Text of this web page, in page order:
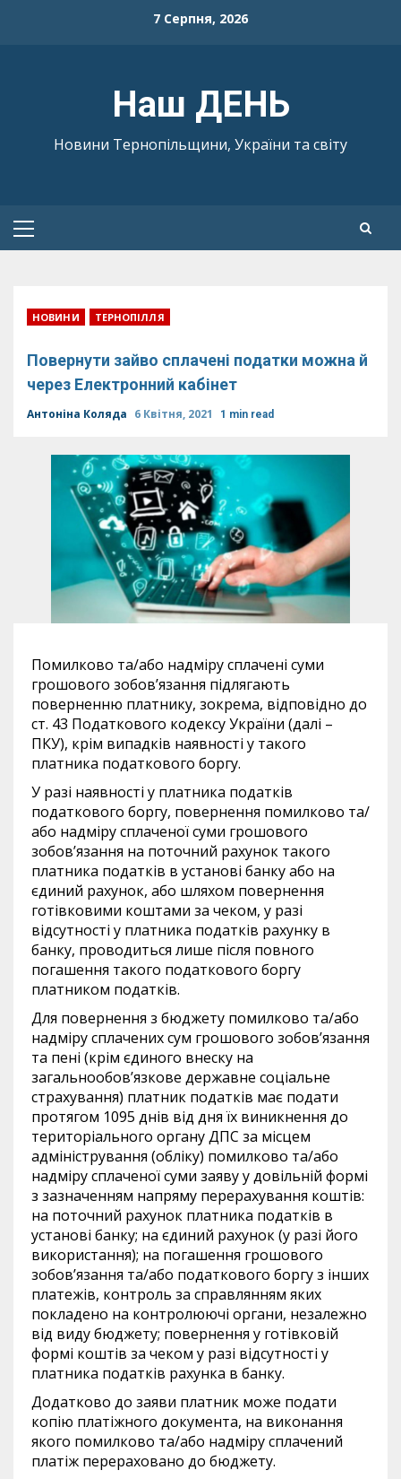
7 Серпня, 2026
Наш ДЕНЬ
Новини Тернопільщини, України та світу
Primary
НОВИНИ ТЕРНОПІЛЛЯ
Повернути зайво сплачені податки можна й
через Електронний кабінет
Антоніна Коляда 6 Квітня, 2021 1 min read
Помилково та/або надміру сплачені суми
грошового зобов’язання підлягають
поверненню платнику, зокрема, відповідно до
ст. 43 Податкового кодексу України (далі –
ПКУ), крім випадків наявності у такого
платника податкового боргу.
У разі наявності у платника податків
податкового боргу, повернення помилково та/
або надміру сплаченої суми грошового
зобов’язання на поточний рахунок такого
платника податків в установі банку або на
єдиний рахунок, або шляхом повернення
готівковими коштами за чеком, у разі
відсутності у платника податків рахунку в
банку, проводиться лише після повного
погашення такого податкового боргу
платником податків.
Для повернення з бюджету помилково та/або
надміру сплачених сум грошового зобов’язання
та пені (крім єдиного внеску на
загальнообов’язкове державне соціальне
страхування) платник податків має подати
протягом 1095 днів від дня їх виникнення до
територіального органу ДПС за місцем
адміністрування (обліку) помилково та/або
надміру сплаченої суми заяву у довільній формі
з зазначенням напряму перерахування коштів:
на поточний рахунок платника податків в
установі банку; на єдиний рахунок (у разі його
використання); на погашення грошового
зобов’язання та/або податкового боргу з інших
платежів, контроль за справлянням яких
покладено на контролюючі органи, незалежно
від виду бюджету; повернення у готівковій
формі коштів за чеком у разі відсутності у
платника податків рахунка в банку.
Додатково до заяви платник може подати
копію платіжного документа, на виконання
якого помилково та/або надміру сплачений
платіж перераховано до бюджету.